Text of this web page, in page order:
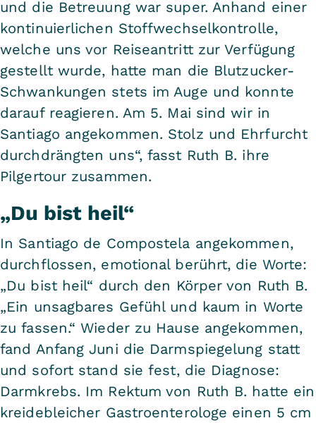
und die Betreuung war super. Anhand einer
kontinuierlichen Stoffwechselkontrolle,
welche uns vor Reiseantritt zur Verfügung
gestellt wurde, hatte man die Blutzucker-
Schwankungen stets im Auge und konnte
darauf reagieren. Am 5. Mai sind wir in
Santiago angekommen. Stolz und Ehrfurcht
durchdrängten uns“, fasst Ruth B. ihre
Pilgertour zusammen.
„Du bist heil“
In Santiago de Compostela angekommen,
durchflossen, emotional berührt, die Worte:
„Du bist heil“ durch den Körper von Ruth B.
„Ein unsagbares Gefühl und kaum in Worte
zu fassen.“ Wieder zu Hause angekommen,
fand Anfang Juni die Darmspiegelung statt
und sofort stand sie fest, die Diagnose:
Darmkrebs. Im Rektum von Ruth B. hatte ein
kreidebleicher Gastroenterologe einen 5 cm